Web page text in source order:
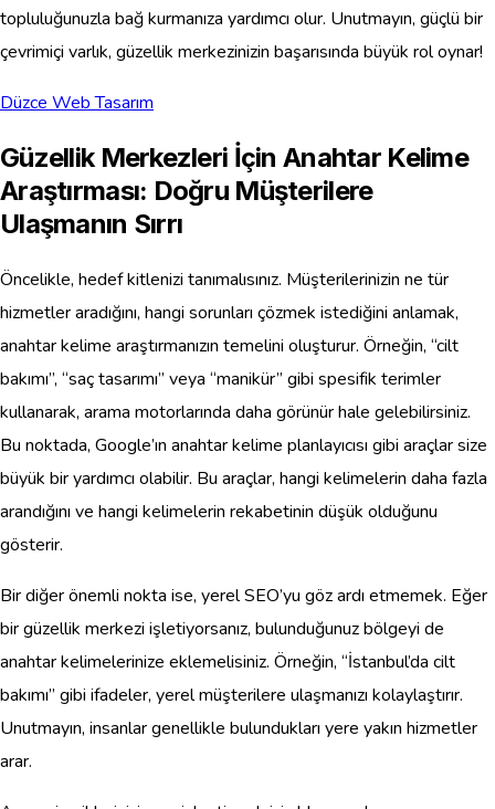
topluluğunuzla bağ kurmanıza yardımcı olur. Unutmayın, güçlü bir
çevrimiçi varlık, güzellik merkezinizin başarısında büyük rol oynar!
Düzce Web Tasarım
Güzellik Merkezleri İçin Anahtar Kelime
Araştırması: Doğru Müşterilere
Ulaşmanın Sırrı
Öncelikle, hedef kitlenizi tanımalısınız. Müşterilerinizin ne tür
hizmetler aradığını, hangi sorunları çözmek istediğini anlamak,
anahtar kelime araştırmanızın temelini oluşturur. Örneğin, “cilt
bakımı”, “saç tasarımı” veya “manikür” gibi spesifik terimler
kullanarak, arama motorlarında daha görünür hale gelebilirsiniz.
Bu noktada, Google’ın anahtar kelime planlayıcısı gibi araçlar size
büyük bir yardımcı olabilir. Bu araçlar, hangi kelimelerin daha fazla
arandığını ve hangi kelimelerin rekabetinin düşük olduğunu
gösterir.
Bir diğer önemli nokta ise, yerel SEO’yu göz ardı etmemek. Eğer
bir güzellik merkezi işletiyorsanız, bulunduğunuz bölgeyi de
anahtar kelimelerinize eklemelisiniz. Örneğin, “İstanbul’da cilt
bakımı” gibi ifadeler, yerel müşterilere ulaşmanızı kolaylaştırır.
Unutmayın, insanlar genellikle bulundukları yere yakın hizmetler
arar.